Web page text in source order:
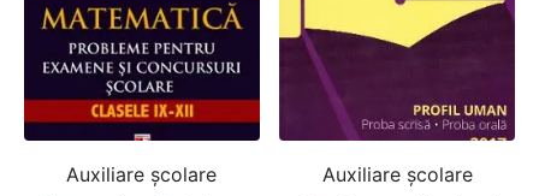
Auxiliare şcolare
Auxiliare şcolare